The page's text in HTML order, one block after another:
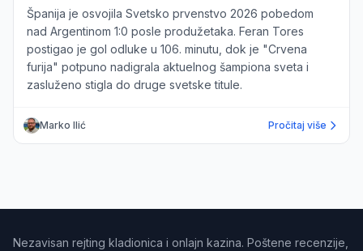
Španija je osvojila Svetsko prvenstvo 2026 pobedom
nad Argentinom 1:0 posle produžetaka. Feran Tores
postigao je gol odluke u 106. minutu, dok je "Crvena
furija" potpuno nadigrala aktuelnog šampiona sveta i
zasluženo stigla do druge svetske titule.
Marko Ilić Pročitaj više
Nezavisan rejting kladionica i onlajn kazina. Poštene recenzije,